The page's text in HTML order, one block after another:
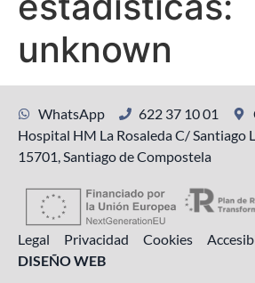
unknown
WhatsApp 622 37 10 01
Hospital HM La Rosaleda C/ Santiago
15701, Santiago de Compostela
Legal Privacidad Cookies
DISEÑO WEB